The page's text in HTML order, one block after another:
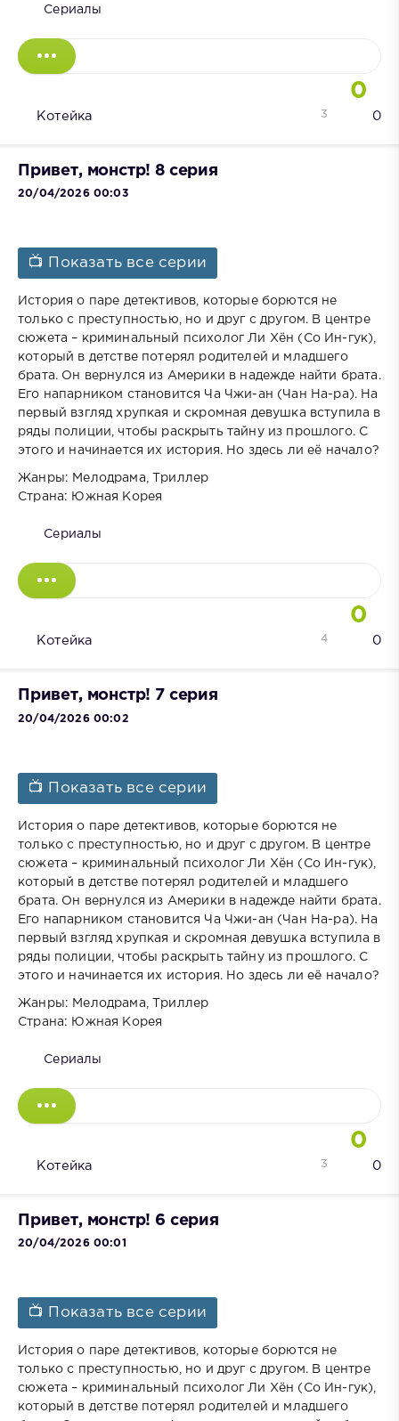
Сериалы
0
Котейка 0
3
Привет, монстр! 8 серия
20/04/2026 00:03
📺 Показать все серии
История о паре детективов, которые борются не
только с преступностью, но и друг с другом. В центре
сюжета – криминальный психолог Ли Хён (Со Ин-гук),
который в детстве потерял родителей и младшего
брата. Он вернулся из Америки в надежде найти брата.
Его напарником становится Ча Чжи-ан (Чан На-ра). На
первый взгляд хрупкая и скромная девушка вступила в
ряды полиции, чтобы раскрыть тайну из прошлого. С
этого и начинается их история. Но здесь ли её начало?
Жанры: Мелодрама, Триллер
Страна: Южная Корея
Сериалы
0
Котейка 0
4
Привет, монстр! 7 серия
20/04/2026 00:02
📺 Показать все серии
История о паре детективов, которые борются не
только с преступностью, но и друг с другом. В центре
сюжета – криминальный психолог Ли Хён (Со Ин-гук),
который в детстве потерял родителей и младшего
брата. Он вернулся из Америки в надежде найти брата.
Его напарником становится Ча Чжи-ан (Чан На-ра). На
первый взгляд хрупкая и скромная девушка вступила в
ряды полиции, чтобы раскрыть тайну из прошлого. С
этого и начинается их история. Но здесь ли её начало?
Жанры: Мелодрама, Триллер
Страна: Южная Корея
Сериалы
0
Котейка 0
3
Привет, монстр! 6 серия
20/04/2026 00:01
📺 Показать все серии
История о паре детективов, которые борются не
только с преступностью, но и друг с другом. В центре
сюжета – криминальный психолог Ли Хён (Со Ин-гук),
который в детстве потерял родителей и младшего